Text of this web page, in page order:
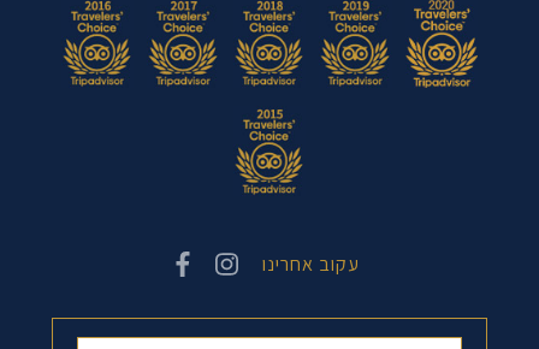
עקוב אחרינו